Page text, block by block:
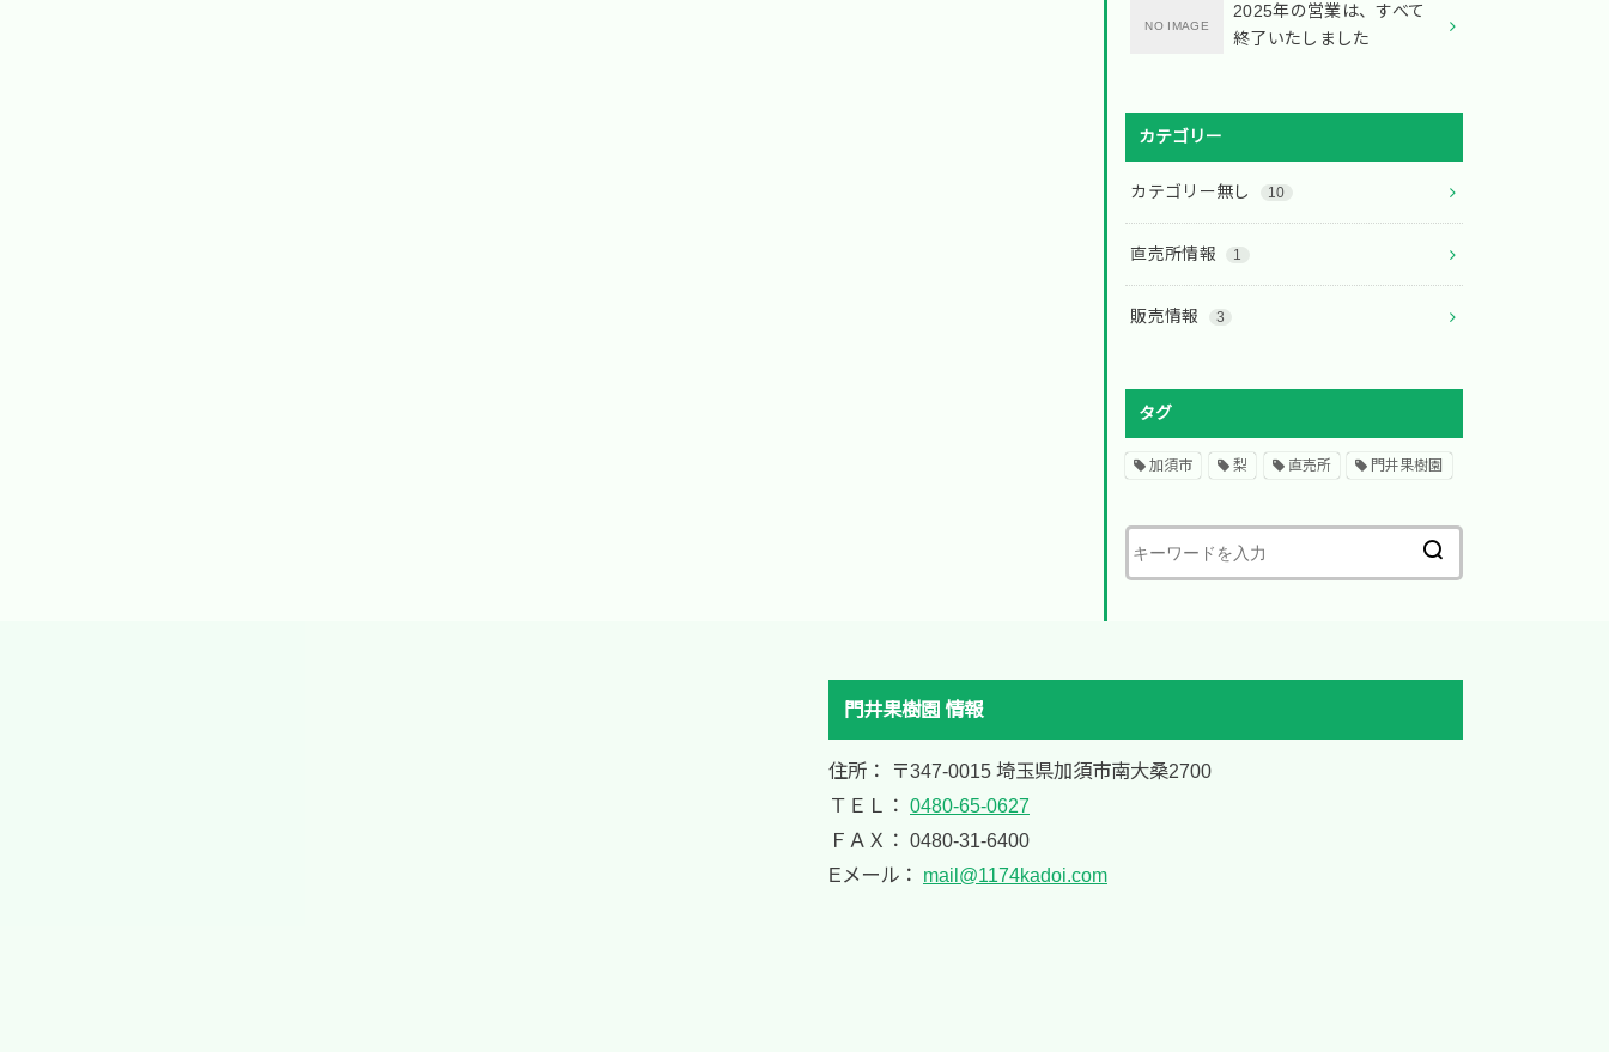
2025年の営業は、すべて
終了いたしました
カテゴリー
カテゴリー無し 10
直売所情報 1
販売情報 3
タグ
加須市 梨 直売所 門井果樹園
門井果樹園 情報
住所： 〒347-0015 埼玉県加須市南大桑2700
ＴＥＬ： 0480-65-0627
ＦＡＸ： 0480-31-6400
Eメール： mail@1174kadoi.com